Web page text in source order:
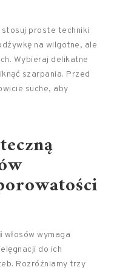
stosuj proste techniki
na wilgotne, ale
Wybieraj delikatne
szarpania. Przed
suche, aby
włosów wymaga
do ich
Rozróżniamy trzy